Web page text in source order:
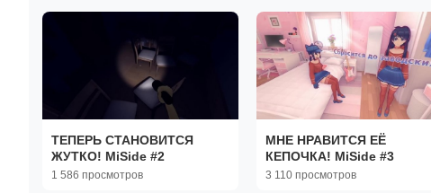
ТЕПЕРЬ СТАНОВИТСЯ
ЖУТКО! MiSide #2
1 586 просмотров
МНЕ НРАВИТСЯ ЕЁ
КЕПОЧКА! MiSide #3
3 110 просмотров